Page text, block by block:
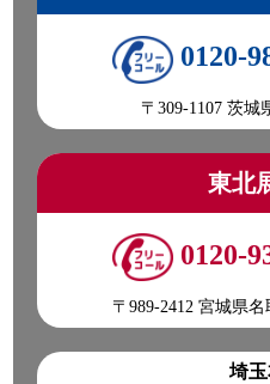
0120-
〒309-1107 茨城
東北
0120-
〒989-2412 宮城県
埼